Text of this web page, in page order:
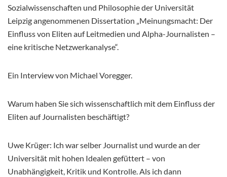
Sozialwissenschaften und Philosophie der Universität
Leipzig angenommenen Dissertation „Meinungsmacht: Der
Einfluss von Eliten auf Leitmedien und Alpha-Journalisten –
eine kritische Netzwerkanalyse“.
Ein Interview von Michael Voregger.
Warum haben Sie sich wissenschaftlich mit dem Einfluss der
Eliten auf Journalisten beschäftigt?
Uwe Krüger: Ich war selber Journalist und wurde an der
Universität mit hohen Idealen gefüttert – von
Unabhängigkeit, Kritik und Kontrolle. Als ich dann